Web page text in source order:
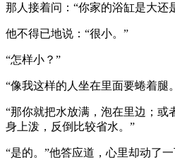
那人接着问：“你家的浴缸是大还
他不得已地说：“很小。”
“怎样小？”
“像我这样的人坐在里面要蜷着腿
“那你就把水放满，泡在里边；或
身上泼，反倒比较省水。”
“是的。”他答应道，心里却动了